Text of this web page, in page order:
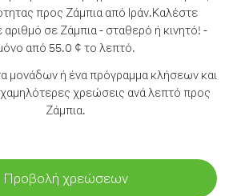
προς Ζάμπια από Ιράν.Καλέστε
σε Ζάμπια - σταθερό ή κινητό! -
από 55.0 ¢ το λεπτό.
μονάδων ή ένα πρόγραμμα κλήσεων και
χρεώσεις ανά λεπτό προς
Ζάμπια.
Προβολή χρεώσεων